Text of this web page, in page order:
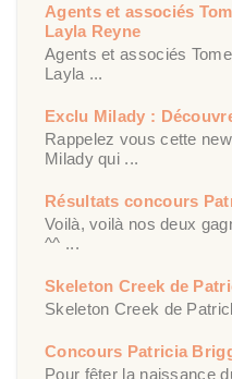
Agents et associés
Layla Reyne
Agents et associés
Layla ...
Exclu Milady :
Rappelez vous cette
Milady qui ...
Résultats concours
Voilà, voilà nos deux
^^ ...
Skeleton Creek de
Skeleton Creek de
Concours Patricia
Pour fêter la naissance